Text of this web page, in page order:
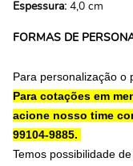
Espessura: 4,0 cm
FORMAS DE
Para personalização o
Para cotações em
acione nosso time
99104-9885.
Temos possibilidade